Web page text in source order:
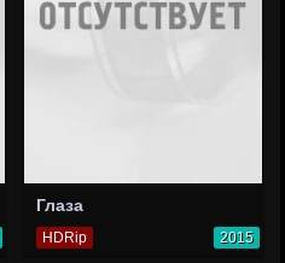
Глаза
HDRip 2015